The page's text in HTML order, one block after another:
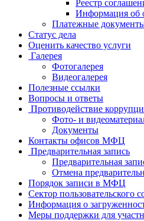
Реестр
Информация об
Платежные
Статус дела
Оценить качество услуги
Галерея
Фотогалерея
Видеогалерея
Полезные ссылки
Вопросы и ответы
Противодействие
Фото- и
Документы
Контакты офисов МФЦ
Предварительная запись
Предварительная
Отмена
Порядок записи в МФЦ
Сектор пользовательского
Информация о
Меры поддержки для